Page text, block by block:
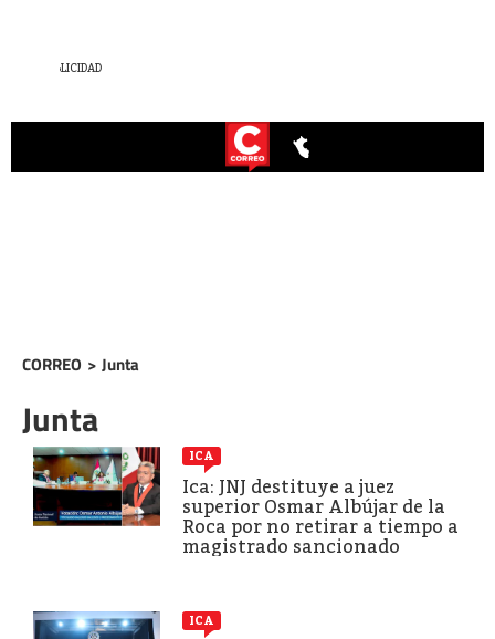
CORREO > Junta
Junta
ICA
Ica: JNJ destituye a juez
superior Osmar Albújar de la
Roca por no retirar a tiempo a
magistrado sancionado
ICA